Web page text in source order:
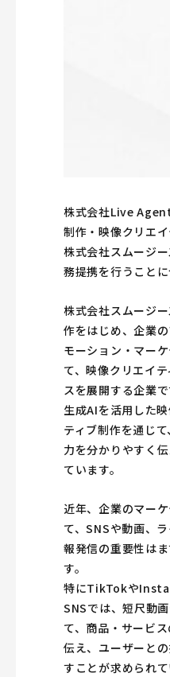
株式会社Live
制作・映像クリエ
株式会社スムージ
務提携を行うことに
株式会社スムージ
作をはじめ、企業
モーション・マー
て、映像クリエイ
スを展開する企業で
生成AIを活用した
ティブ制作を通じ
力を分かりやすく
ています。
近年、企業のマー
て、SNSや動画、
報発信の重要性は
す。
特にTikTokや
SNSでは、短尺動
て、商品・サービ
伝え、ユーザーと
すことが求められて